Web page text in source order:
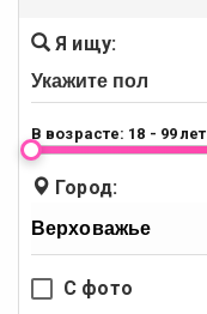
Я ищу:
В возрасте: 18 - 99 лет
Город:
С фото